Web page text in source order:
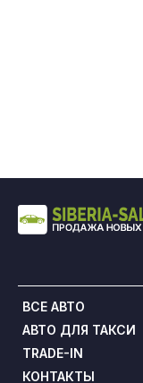
ВСЕ АВТО
АВТО ДЛЯ ТАКСИ
TRADE-IN
КОНТАКТЫ